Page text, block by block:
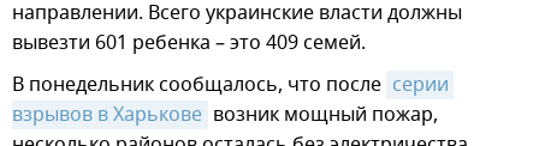
направлении. Всего украинские власти должны
вывезти 601 ребенка – это 409 семей.
В понедельник сообщалось, что после серии
взрывов в Харькове возник мощный пожар,